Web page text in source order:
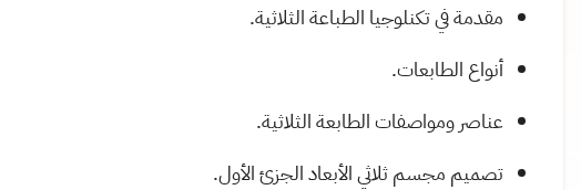
مقدمة في تكنلوجيا الطباعة الثلاثية.
أنواع الطابعات.
عناصر ومواصفات الطابعة الثلاثية.
تصميم مجسم ثلاثي الأبعاد الجزئ الأول.